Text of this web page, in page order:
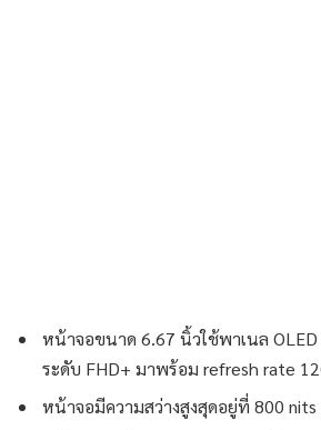
หน้าจอขนาด 6.67 นิ้วใช้พาเนล OLED
ระดับ FHD+ มาพร้อม refresh rate
หน้าจอมีความสว่างสูงสุดอยู่ที่ 800 nits